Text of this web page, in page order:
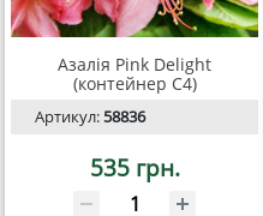
Азалія Pink Delight
(контейнер С4)
Артикул:58836
535 грн.